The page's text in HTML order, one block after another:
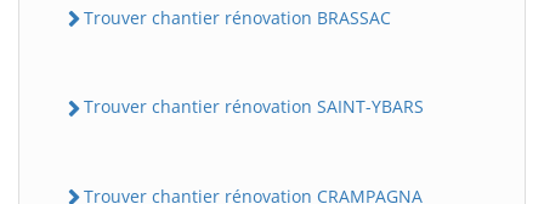
Trouver chantier rénovation BRASSAC
Trouver chantier rénovation SAINT-YBARS
Trouver chantier rénovation CRAMPAGNA